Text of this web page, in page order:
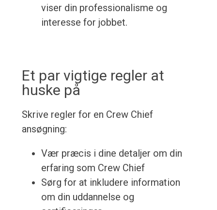
viser din professionalisme og
interesse for jobbet.
Et par vigtige regler at
huske på
Skrive regler for en Crew Chief
ansøgning:
Vær præcis i dine detaljer om din
erfaring som Crew Chief
Sørg for at inkludere information
om din uddannelse og